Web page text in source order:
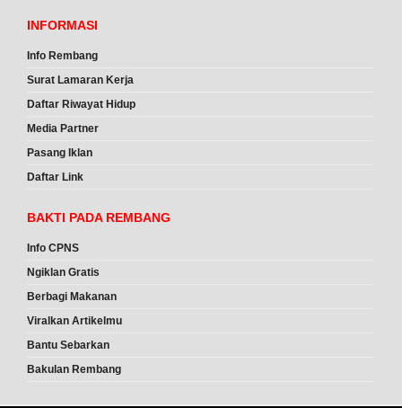
INFORMASI
Info Rembang
Surat Lamaran Kerja
Daftar Riwayat Hidup
Media Partner
Pasang Iklan
Daftar Link
BAKTI PADA REMBANG
Info CPNS
Ngiklan Gratis
Berbagi Makanan
Viralkan Artikelmu
Bantu Sebarkan
Bakulan Rembang